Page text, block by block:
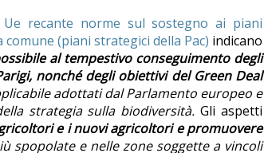
recante norme sul sostegno ai piani
(piani strategici della Pac) indicano
al tempestivo conseguimento degli
nonché degli obiettivi del Green Deal
adottati dal Parlamento europeo e
strategia sulla biodiversità.Gli aspetti
e i nuovi agricoltori e promuovere
spopolate e nelle zone soggette a vincoli